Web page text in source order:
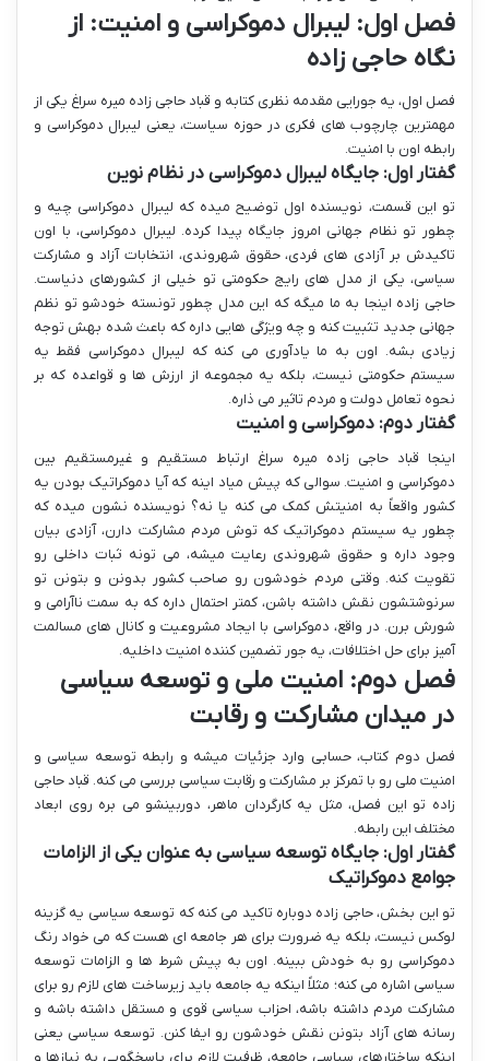
فصل اول: لیبرال دموکراسی و امنیت: از
نگاه حاجی زاده
فصل اول، یه جورایی مقدمه نظری کتابه و قباد حاجی زاده میره سراغ یکی از
مهمترین چارچوب های فکری در حوزه سیاست، یعنی لیبرال دموکراسی و
رابطه اون با امنیت.
گفتار اول: جایگاه لیبرال دموکراسی در نظام نوین
تو این قسمت، نویسنده اول توضیح میده که لیبرال دموکراسی چیه و
چطور تو نظام جهانی امروز جایگاه پیدا کرده. لیبرال دموکراسی، با اون
تاکیدش بر آزادی های فردی، حقوق شهروندی، انتخابات آزاد و مشارکت
سیاسی، یکی از مدل های رایج حکومتی تو خیلی از کشورهای دنیاست.
حاجی زاده اینجا به ما میگه که این مدل چطور تونسته خودشو تو نظم
جهانی جدید تثبیت کنه و چه ویژگی هایی داره که باعث شده بهش توجه
زیادی بشه. اون به ما یادآوری می کنه که لیبرال دموکراسی فقط یه
سیستم حکومتی نیست، بلکه یه مجموعه از ارزش ها و قواعده که بر
نحوه تعامل دولت و مردم تاثیر می ذاره.
گفتار دوم: دموکراسی و امنیت
اینجا قباد حاجی زاده میره سراغ ارتباط مستقیم و غیرمستقیم بین
دموکراسی و امنیت. سوالی که پیش میاد اینه که آیا دموکراتیک بودن یه
کشور واقعاً به امنیتش کمک می کنه یا نه؟ نویسنده نشون میده که
چطور یه سیستم دموکراتیک که توش مردم مشارکت دارن، آزادی بیان
وجود داره و حقوق شهروندی رعایت میشه، می تونه ثبات داخلی رو
تقویت کنه. وقتی مردم خودشون رو صاحب کشور بدونن و بتونن تو
سرنوشتشون نقش داشته باشن، کمتر احتمال داره که به سمت ناآرامی و
شورش برن. در واقع، دموکراسی با ایجاد مشروعیت و کانال های مسالمت
آمیز برای حل اختلافات، یه جور تضمین کننده امنیت داخلیه.
فصل دوم: امنیت ملی و توسعه سیاسی
در میدان مشارکت و رقابت
فصل دوم کتاب، حسابی وارد جزئیات میشه و رابطه توسعه سیاسی و
امنیت ملی رو با تمرکز بر مشارکت و رقابت سیاسی بررسی می کنه. قباد حاجی
زاده تو این فصل، مثل یه کارگردان ماهر، دوربینشو می بره روی ابعاد
مختلف این رابطه.
گفتار اول: جایگاه توسعه سیاسی به عنوان یکی از الزامات
جوامع دموکراتیک
تو این بخش، حاجی زاده دوباره تاکید می کنه که توسعه سیاسی یه گزینه
لوکس نیست، بلکه یه ضرورت برای هر جامعه ای هست که می خواد رنگ
دموکراسی رو به خودش ببینه. اون به پیش شرط ها و الزامات توسعه
سیاسی اشاره می کنه؛ مثلاً اینکه یه جامعه باید زیرساخت های لازم رو برای
مشارکت مردم داشته باشه، احزاب سیاسی قوی و مستقل داشته باشه و
رسانه های آزاد بتونن نقش خودشون رو ایفا کنن. توسعه سیاسی یعنی
اینکه ساختارهای سیاسی جامعه، ظرفیت لازم برای پاسخگویی به نیازها و